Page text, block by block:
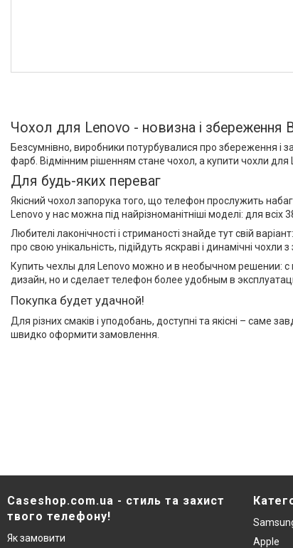
Чохол для Lenovo - новизна і збереження
Безсумнівно, виробники потурбувалися про збереження і
фарб. Відмінним рішенням стане чохол, а купити чохли для
Для будь-яких переваг
Якісний чохол запорука того, що телефон прослужить
Lenovo у нас можна під найрізноманітніші моделі: для
Любителі лаконічності і стриманості знайде тут свій
про свою унікальність, підійдуть яскраві і динамічні
Купить чехлы для Lenovo можно и в необычном решении:
дизайн, но и сделает телефон более удобным в
Покупка будет удачной!
Для різних смаків і уподобань, доступні та якісні – саме
швидко оформити замовлення.
Caseshop.com.ua - стиль та захист
твого телефону!
Як замовити
Apple